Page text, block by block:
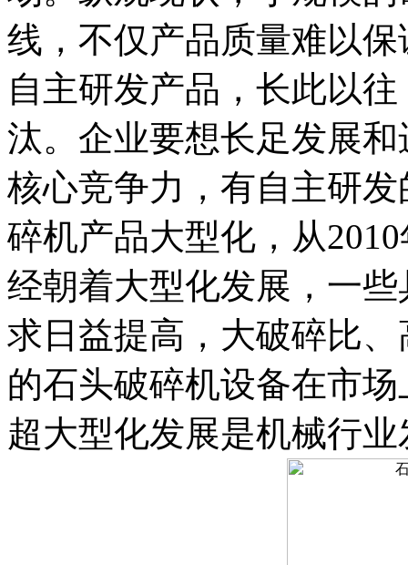
线，不仅产品质量难以
自主研发产品，长此以
汰。企业要想长足发展
核心竞争力，有自主研
碎机产品大型化，从
经朝着大型化发展，一
求日益提高，大破碎比
的石头破碎机设备在市
超大型化发展是机械行